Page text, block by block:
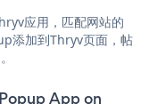
应用，匹配网站的
添加到Thryv页面，帖
App on